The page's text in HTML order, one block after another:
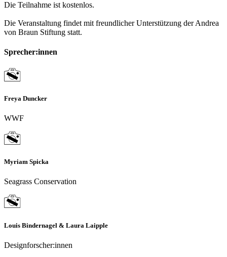
Die Teilnahme ist kostenlos.
Die Veranstaltung findet mit freundlicher Unterstützung der Andrea
von Braun Stiftung statt.
Sprecher:innen
Freya Duncker
WWF
Myriam Spicka
Seagrass Conservation
Louis Bindernagel & Laura Laipple
Designforscher:innen